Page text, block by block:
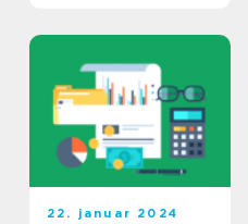
22. januar 2024